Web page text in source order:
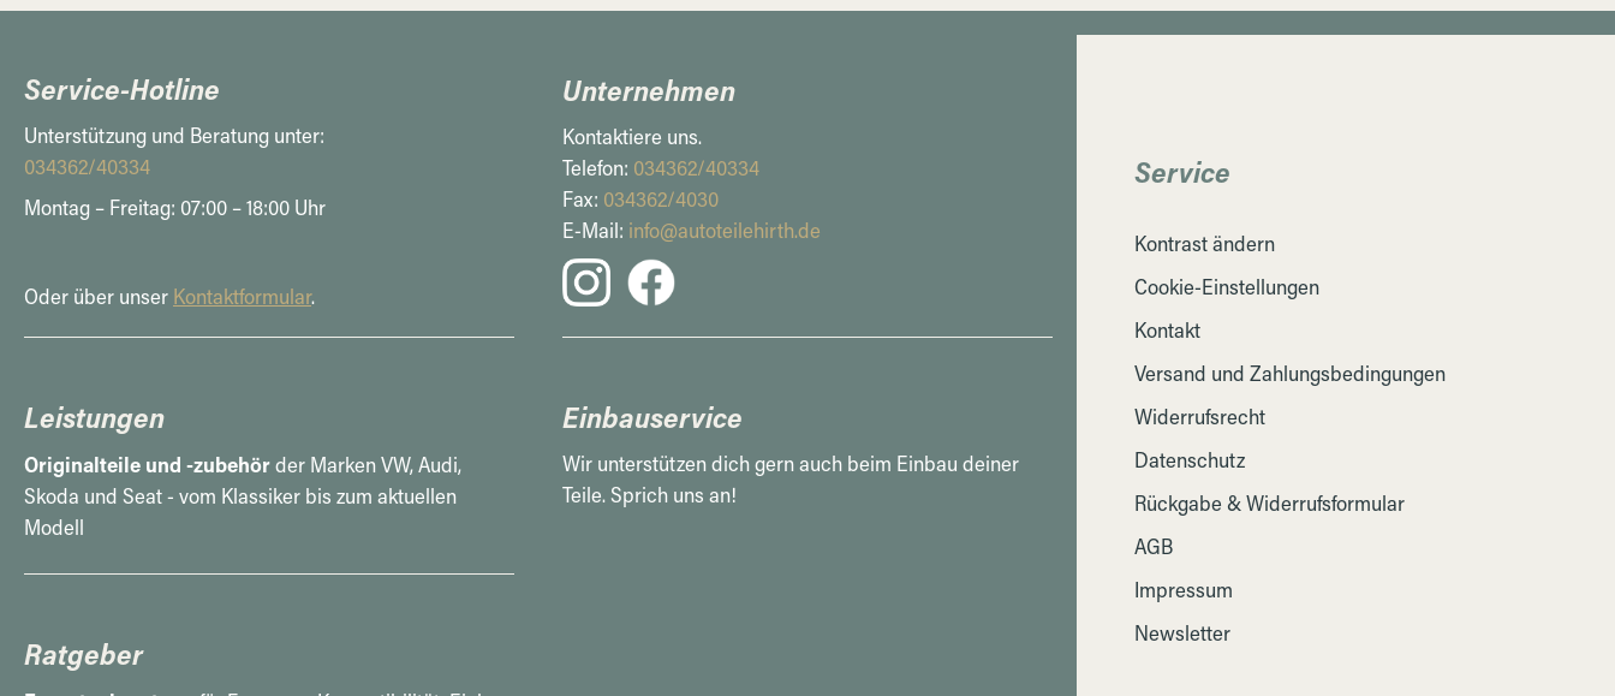
Service-Hotline
Unterstützung und Beratung unter:
034362/40334
Montag – Freitag: 07:00 – 18:00 Uhr
Oder über unser Kontaktformular.
Unternehmen
Kontaktiere uns.
Telefon: 034362/40334
Fax: 034362/4030
E-Mail: info@autoteilehirth.de
Leistungen
Originalteile und -zubehörder Marken VW, Audi,
Skoda und Seat - vom Klassiker bis zum aktuellen
Modell
Einbauservice
Wir unterstützen dich gern auch beim Einbau deiner
Teile. Sprich uns an!
Ratgeber
Service
Kontrast ändern
Cookie-Einstellungen
Kontakt
Versand und Zahlungsbedingungen
Widerrufsrecht
Datenschutz
Rückgabe & Widerrufsformular
AGB
Impressum
Newsletter